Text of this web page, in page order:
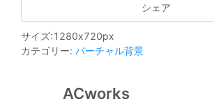
シェア
サイズ:1280x720px
カテゴリー: バーチャル背景
ACworks